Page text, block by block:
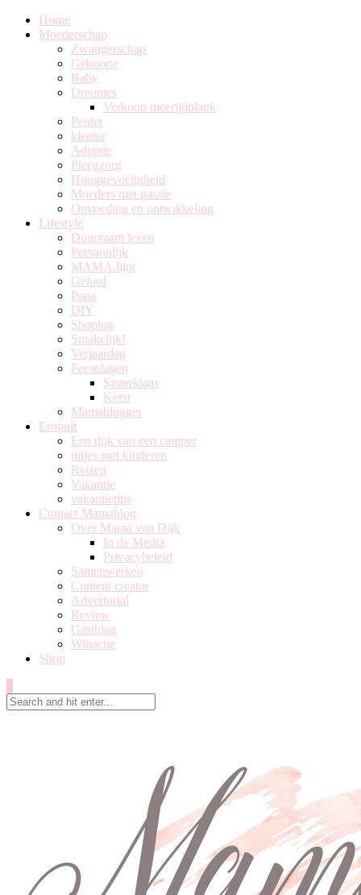
Home
Moederschap
Zwangerschap
Geboorte
Baby
Dreumes
Verkoop meerijdplank
Peuter
kleuter
Adoptie
Pleegzorg
Hooggevoeligheid
Moeders met passie
Opvoeding en ontwikkeling
Lifestyle
Duurzaam leven
Persoonlijk
MAMA.lijnt
Geloof
Papa
DIY
Shoplog
Smakelijk!
Verjaardag
Feestdagen
Sinterklaas
Kerst
Mamablogger
Eropuit
Een dijk van een camper
uitjes met kinderen
Reizen
Vakantie
vakantietips
Contact Mamablog
Over Mama van Dijk
In de Media
Privacybeleid
Samenwerken
Content creator
Advertorial
Review
Gastblog
Winactie
Shop